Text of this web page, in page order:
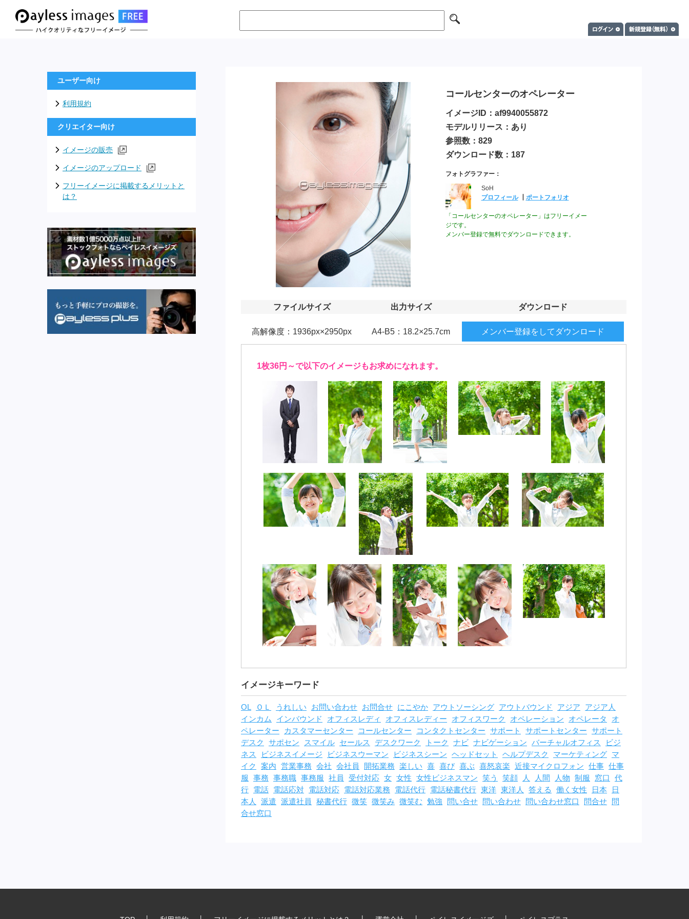
コールセンターのオペレーター
イメージID：af9940055872
モデルリリース：あり
参照数：829
ダウンロード数：187
フォトグラファー：
SoH
プロフィール┃ ポートフォリオ
「コールセンターのオペレーター」はフリーイメー
ジです。
メンバー登録で無料でダウンロードできます。
ファイルサイズ 出力サイズ ダウンロード
高解像度：1936px×2950px A4-B5：18.2×25.7cm メンバー登録をしてダウンロード
1枚36円～で以下のイメージもお求めになれます。
イメージキーワード
OL ＯＬ うれしい お問い合わせ お問合せ にこやか アウトソーシング アウトバウンド アジア
アジア人
インカム
インバウンド オフィスレディ オフィスレディー オフィスワーク オペレーション オペレータ
オ
ペレーター
カスタマーセンター コールセンター コンタクトセンター サポート サポートセンター
サポート
デスク
サポセン スマイル セールス デスクワーク トーク ナビ ナビゲーション バーチャルオフィス
ビジ
ネス
ビジネスイメージ ビジネスウーマン ビジネスシーン ヘッドセット ヘルプデスク マーケティング
マ
イク
案内 営業事務 会社 会社員 開拓業務 楽しい 喜 喜び 喜ぶ 喜怒哀楽 近接マイクロフォン 仕事 仕事
服
事務 事務職 事務服 社員 受付対応 女 女性 女性ビジネスマン 笑う 笑顔 人 人間 人物 制服 窓口
代
行
電話 電話応対 電話対応 電話対応業務 電話代行 電話秘書代行 東洋 東洋人 答える 働く女性 日本
日
本人
派遣 派遣社員 秘書代行 微笑 微笑み 微笑む 勉強 問い合せ 問い合わせ 問い合わせ窓口 問合せ
問
合せ窓口
ユーザー向け
利用規約
クリエイター向け
イメージの販売
イメージのアップロード
フリーイメージに掲載するメリットと
は？